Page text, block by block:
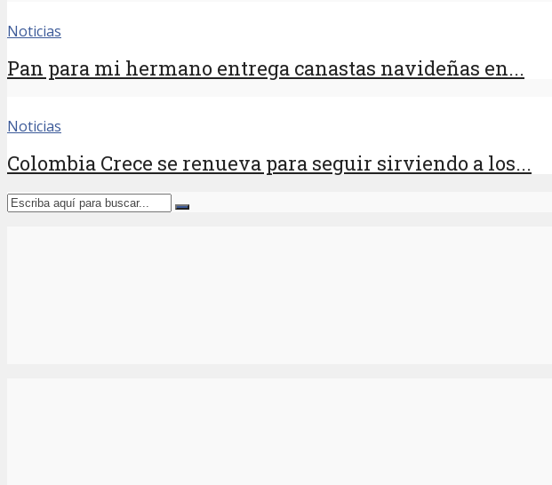
Noticias
Pan para mi hermano entrega canastas navideñas en...
Noticias
Colombia Crece se renueva para seguir sirviendo a los...